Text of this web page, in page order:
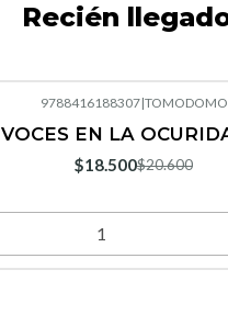
Recién
9788416188307|TOMODOMO
VOCES EN LA
$18.500$20.600